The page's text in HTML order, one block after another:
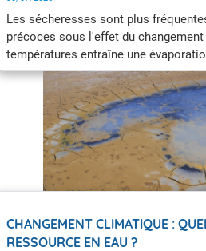
Les sécheresses sont plus
précoces sous l'effet du
températures entraîne une
accroit le déficit en eau des sols et
sécheresse, notamment dans les
CHANGEMENT CLIMATIQUE :
RESSOURCE EN EAU ?